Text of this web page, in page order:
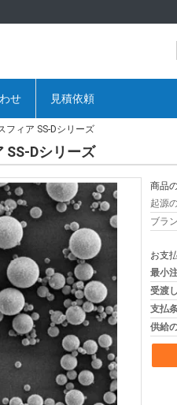
せ 見積依頼
フィア SS-Dシリーズ
SS-Dシリーズ
商品
起源
ブラ
お支
最小
受渡
支払
供給